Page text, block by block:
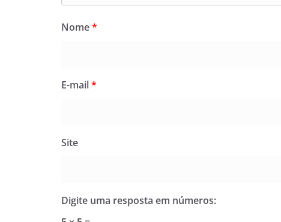
Nome*
E-mail*
Site
Digite uma resposta em números: